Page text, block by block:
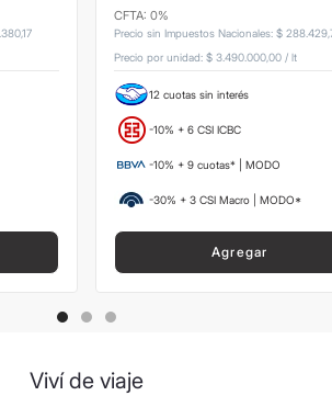
.380,17
CFTA: 0%
Precio sin Impuestos Nacionales: $ 288.429,
Precio por unidad: $ 3.490.000,00/ lt
12 cuotas sin interés
-10% + 6 CSI ICBC
-10% + 9 cuotas* | MODO
-30% + 3 CSI Macro | MODO*
Agregar
Viví de viaje